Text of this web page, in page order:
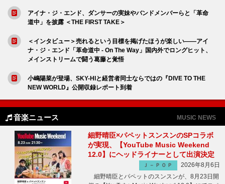
アイナ・ジ・エンド、ダンサーの実妹やバンドメンバーらと「革命
道中」を披露 ＜THE FIRST TAKE＞
＜インタビュー＞売れるという目標を掲げたほうが楽しい――アイ
ナ・ジ・エンド「革命道中 - On The Way」国内外でロングヒット、
メインストリームで闘う葛藤と覚悟
小嶋陽菜が登場、SKY-HIと経営者同士ならではの『DIVE TO THE
NEW WORLD』公開収録レポート到着
音楽ニュース MUSIC NEWS
細野晴臣×パペットスンスンのSPコラボ
が実現、【YouTube Music Weekend
12.0】にヘッドライナーとして出演決定
Ｊ－ＰＯＰ
2026年8月6日
細野晴臣とパペットのスンスンが、8月23日開